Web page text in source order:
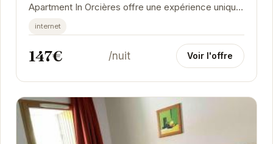
Apartment In Orcières offre une expérience unique.
Son emplacement privilégié permet un accès...
internet
147€ /nuit Voir l'offre